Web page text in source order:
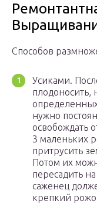
Способов
Усиками.
плодоносить,
нужно
освобождать
3 маленьких
притрусить
Потом их
пересадить
саженец
крепкий